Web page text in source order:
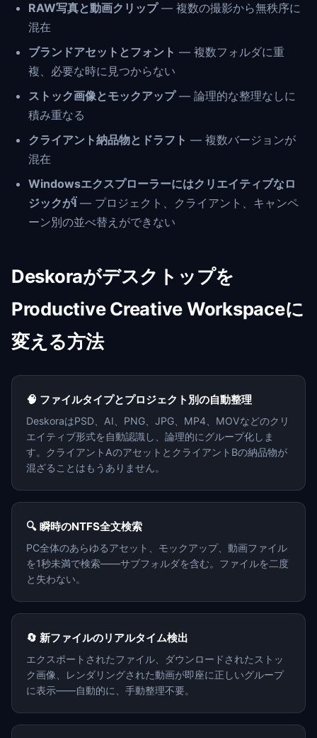
RAW写真と動画クリップ— 複数の撮影から無秩序に
混在
ブランドアセットとフォント — 複数フォルダに重
複、必要な時に見つからない
ストック画像とモックアップ— 論理的な整理なしに
積み重なる
クライアント納品物とドラフト — 複数バージョンが
混在
Windowsエクスプローラーにはクリエイティブなロ
ジックがÏ — プロジェクト、クライアント、キャンペ
ーン別の並べ替えができない
Deskoraがデスクトップを
Productive Creative Workspaceに
変える方法
🧠 ファイルタイプとプロジェクト別の自動整理
DeskoraはPSD、AI、PNG、JPG、MP4、MOVなどのクリ
エイティブ形式を自動認識し、論理的にグループ化しま
す。クライアントAのアセットとクライアントBの納品物が
混ざることはもうありません。
🔍 瞬時のNTFS全文検索
PC全体のあらゆるアセット、モックアップ、動画ファイル
を1秒未満で検索——サブフォルダを含む。ファイルを二度
と失わない。
🔄 新ファイルのリアルタイム検出
エクスポートされたファイル、ダウンロードされたストッ
ク画像、レンダリングされた動画が即座に正しいグループ
に表示——自動的に、手動整理不要。